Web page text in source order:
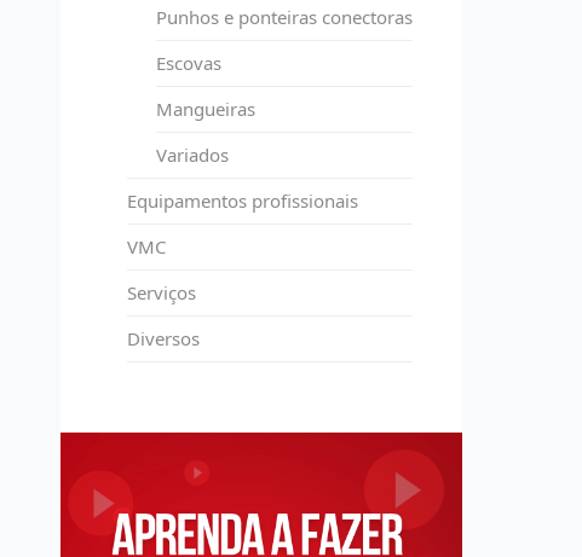
Punhos e ponteiras conectoras
Escovas
Mangueiras
Variados
Equipamentos profissionais
VMC
Serviços
Diversos